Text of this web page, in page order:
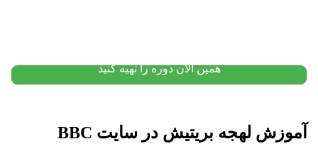
همین الان دوره را تهیه کنید
آموزش لهجه بریتیش در سایت BBC